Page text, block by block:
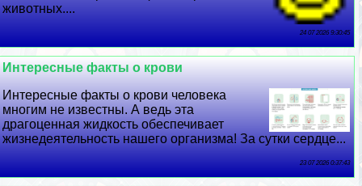
животных....
24 07 2026 9:30:45
Интересные факты о крови
Интересные факты о крови человека
многим не известны. А ведь эта
драгоценная жидкость обеспечивает
жизнедеятельность нашего организма! За сутки сердце...
23 07 2026 0:37:43